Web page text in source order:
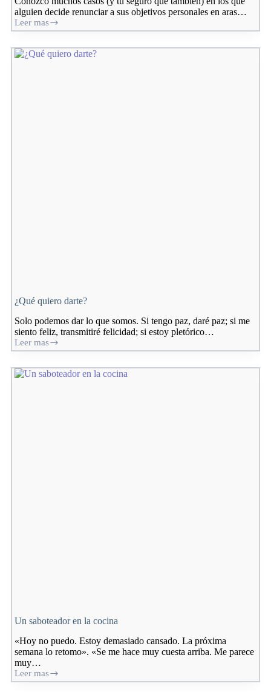
alguien decide renunciar a sus objetivos personales en aras…
Leer mas
Apoyar
renuncias
¿Qué quiero darte?
Solo podemos dar lo que somos. Si tengo paz, daré paz; si me
siento feliz, transmitiré felicidad; si estoy pletórico…
Leer mas
¿Qué
darte?
Un saboteador en la cocina
«Hoy no puedo. Estoy demasiado cansado. La próxima
semana lo retomo». «Se me hace muy cuesta arriba. Me parece
muy…
Leer mas
Un